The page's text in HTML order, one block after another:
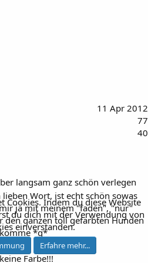
11 Apr 2012
77
40
langsam ganz schön verlegen
Wort, ist echt schön sowas
ja mit meinem "faden", "nur"
den ganzen toll gefärbten Hunden
*g*
Farbe!!!
Cookies. Indem du diese Website
du dich mit der Verwendung von
einverstanden.
Erfahre mehr...